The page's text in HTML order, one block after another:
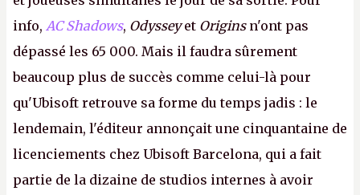
info, AC Shadows, Odysseyet Originsn'ont pas
dépassé les 65 000. Mais il faudra sûrement
beaucoup plus de succès comme celui-là pour
qu'Ubisoft retrouve sa forme du temps jadis : le
lendemain, l'éditeur annonçait une cinquantaine de
licenciements chez Ubisoft Barcelona, qui a fait
partie de la dizaine de studios internes à avoir